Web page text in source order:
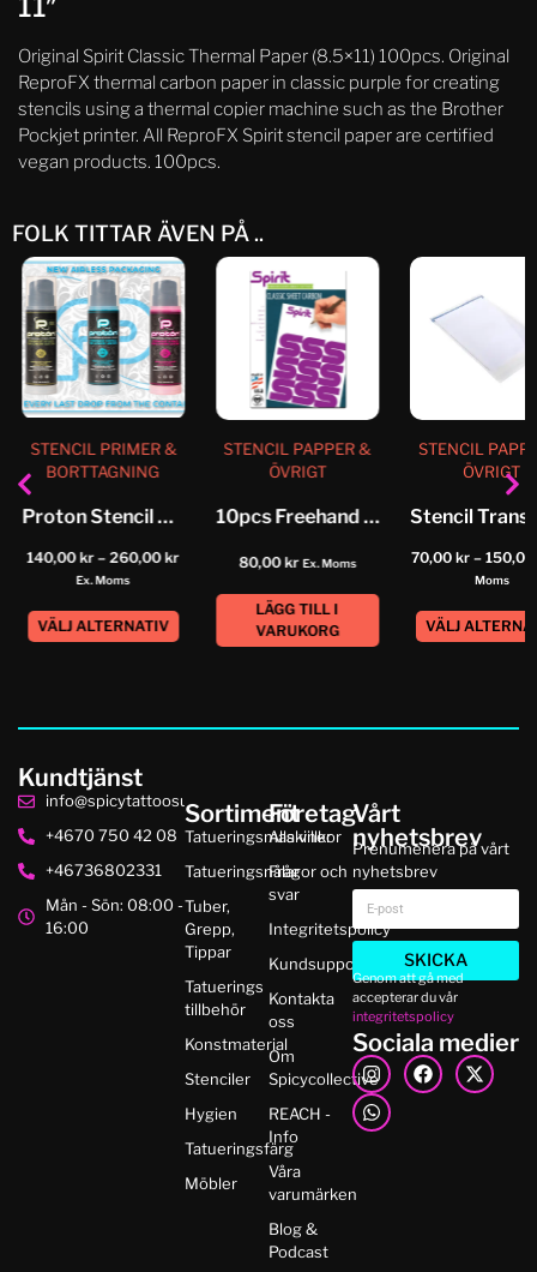
Original Spirit Classic Thermal Paper (8.5×11) 100pcs. Original
ReproFX thermal carbon paper in classic purple for creating
stencils using a thermal copier machine such as the Brother
Pockjet printer. All ReproFX Spirit stencil paper are certified
vegan products. 100pcs.
FOLK TITTAR ÄVEN PÅ ..
STENCIL PRIMER &
BORTTAGNING
Proton Stencil Primer Airless System
140,00kr – 260,00kr
Ex. Moms
VÄLJ ALTERNATIV
STENCIL PAPPER &
ÖVRIGT
10pcs Freehand Original Spirit Classic
80,00kr Ex. Moms
LÄGG TILL I
VARUKORG
STENCIL
ÖVRIGT
70,00kr –
Moms
VÄLJ
Kundtjänst
info@spicytattoosupplies.se
+4670 750 42 08
+46736802331
Mån - Sön: 08:00 -
16:00
Sortiment
Tatueringsmaskiner
Tatueringsnålar
Tuber,
Grepp,
Tippar
Tatuerings
tillbehör
Konstmaterial
Stenciler
Hygien
Tatueringsfärg
Möbler
Företag
Alla villkor
Frågor och
svar
Integritetspolicy
Kundsupport
Kontakta
oss
Om
Spicycollective
REACH -
Info
Våra
varumärken
Blog &
Podcast
Vårt
nyhetsbrev
Prenumenera på vårt
nyhetsbrev
SKICKA
Genom att gå med
accepterar du vår
integritetspolicy
Sociala medier